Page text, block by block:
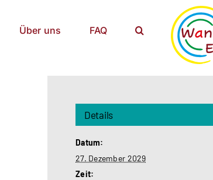
Über uns FAQ
Details
Datum:
27. Dezember 2029
Zeit: